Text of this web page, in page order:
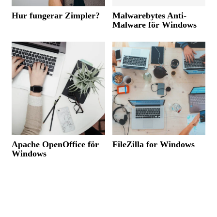
Hur fungerar Zimpler?
Malwarebytes Anti-
Malware för Windows
Apache OpenOffice för
Windows
FileZilla for Windows